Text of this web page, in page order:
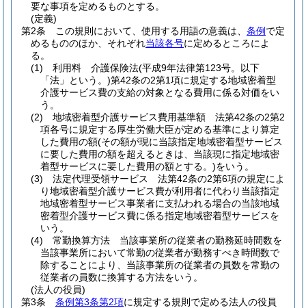
要な事項を定めるものとする。
(定義)
第2条
この規則において、使用する用語の意義は、 条例 で定
めるもののほか、それぞれ当該各号に定めるところによ
る。
(1)
利用料 介護保険法(平成9年法律第123号。以下
「法」という。)第42条の2第1項に規定する地域密着型
介護サービス費の支給の対象となる費用に係る対価をい
う。
(2)
地域密着型介護サービス費用基準額 法第42条の2第2
項各号に規定する厚生労働大臣が定める基準により算定
した費用の額(その額が現に当該指定地域密着型サービス
に要した費用の額を超えるときは、当該現に指定地域密
着型サービスに要した費用の額とする。)をいう。
(3)
法定代理受領サービス 法第42条の2第6項の規定によ
り地域密着型介護サービス費が利用者に代わり当該指定
地域密着型サービス事業者に支払われる場合の当該地域
密着型介護サービス費に係る指定地域密着型サービスを
いう。
(4)
常勤換算方法 当該事業所の従業者の勤務延時間数を
当該事業所において常勤の従業者が勤務すべき時間数で
除することにより、当該事業所の従業者の員数を常勤の
従業者の員数に換算する方法をいう。
(法人の役員)
第3条
条例第3条第2項に規定する規則で定める法人の役員